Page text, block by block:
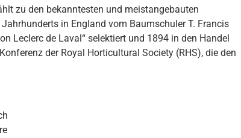
zu den bekanntesten und meistangebauten
in England vom Baumschuler T. Francis
Leclerc de Laval“ selektiert und 1894 in den Handel
der Royal Horticultural Society (RHS), die den